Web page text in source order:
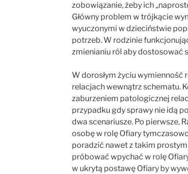
zobowiązanie, żeby ich
Główny problem w trójkącie
wyuczonymi w dzieciństwie
potrzeb. W rodzinie
zmienianiu ról aby dostosować
W dorosłym życiu wymienność
relacjach wewnątrz schematu.
zaburzeniem patologicznej
przypadku gdy sprawy nie idą
dwa scenariusze. Po pierwsze,
osobę w rolę Ofiary
poradzić nawet z takim
próbować wpychać w rolę
w ukrytą postawę Ofiary by